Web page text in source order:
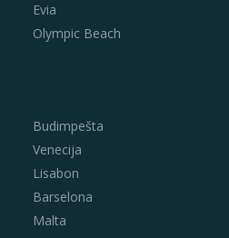
Evia
Olympic Beach
Budimpešta
Venecija
Lisabon
Barselona
Malta